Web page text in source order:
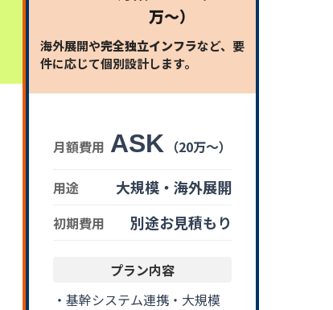
万〜）
海外展開や完全独立インフラなど、要
件に応じて個別設計します。
月額費用 ASK （20万〜）
用途 大規模・海外展開
初期費用 別途お見積もり
プラン内容
基幹システム連携・大規模